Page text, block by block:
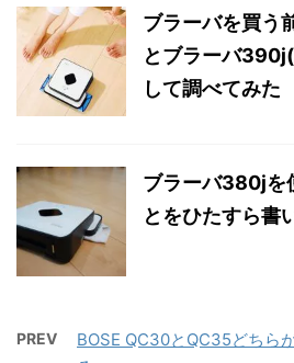
ブラーバを買う
とブラーバ
して調べてみた
ブラーバ380jを
とをひたすら書
PREV
BOSE QC30とQC35どちら